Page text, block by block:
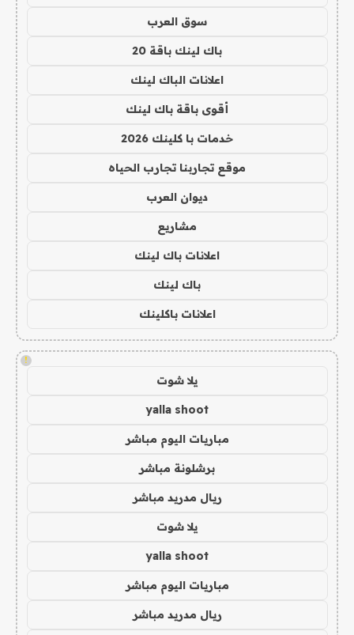
سوق العرب
باك لينك باقة 20
اعلانات الباك لينك
أقوى باقة باك لينك
خدمات با كلينك 2026
موقع تجاربنا تجارب الحياه
ديوان العرب
مشاريع
اعلانات باك لينك
باك لينك
اعلانات باكلينك
!
يلا شوت
yalla shoot
مباريات اليوم مباشر
برشلونة مباشر
ريال مدريد مباشر
يلا شوت
yalla shoot
مباريات اليوم مباشر
ريال مدريد مباشر